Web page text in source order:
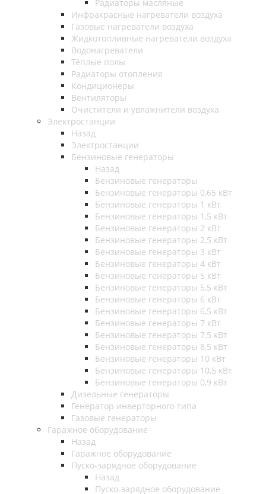
Радиаторы масляные
Инфракрасные нагреватели воздуха
Газовые нагреватели воздуха
Жидкотопливные нагреватели воздуха
Водонагреватели
Тёплые полы
Радиаторы отопления
Кондиционеры
Вентиляторы
Очистители и увлажнители воздуха
Электростанции
Назад
Электростанции
Бензиновые генераторы
Назад
Бензиновые генераторы
Бензиновые генераторы 0,65 кВт
Бензиновые генераторы 1 кВт
Бензиновые генераторы 1,5 кВт
Бензиновые генераторы 2 кВт
Бензиновые генераторы 2,5 кВт
Бензиновые генераторы 3 кВт
Бензиновые генераторы 4 кВт
Бензиновые генераторы 5 кВт
Бензиновые генераторы 5,5 кВт
Бензиновые генераторы 6 кВт
Бензиновые генераторы 6,5 кВт
Бензиновые генераторы 7 кВт
Бензиновые генераторы 7,5 кВт
Бензиновые генераторы 8,5 кВт
Бензиновые генераторы 10 кВт
Бензиновые генераторы 10,5 кВт
Бензиновые генераторы 0,9 кВт
Дизельные генераторы
Генератор инверторного типа
Газовые генераторы
Гаражное оборудование
Назад
Гаражное оборудование
Пуско-зарядное оборудование
Назад
Пуско-зарядное оборудование